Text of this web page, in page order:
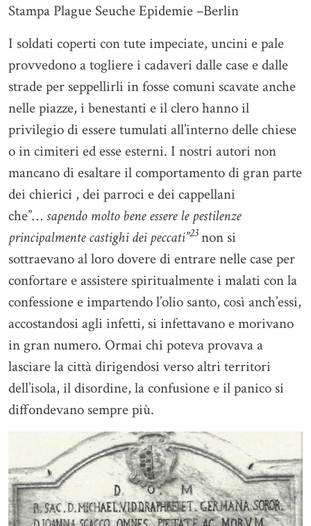
Stampa Plague Seuche Epidemie –Berlin
I soldati coperti con tute impeciate, uncini e pale
provvedono a togliere i cadaveri dalle case e dalle
strade per seppellirli in fosse comuni scavate anche
nelle piazze, i benestanti e il clero hanno il
privilegio di essere tumulati all’interno delle chiese
o in cimiteri ed esse esterni. I nostri autori non
mancano di esaltare il comportamento di gran parte
dei chierici , dei parroci e dei cappellani
che”… sapendo molto bene essere le pestilenze
principalmente castighi dei peccati”23non si
sottraevano al loro dovere di entrare nelle case per
confortare e assistere spiritualmente i malati con la
confessione e impartendo l’olio santo, così anch’essi,
accostandosi agli infetti, si infettavano e morivano
in gran numero. Ormai chi poteva provava a
lasciare la città dirigendosi verso altri territori
dell’isola, il disordine, la confusione e il panico si
diffondevano sempre più.